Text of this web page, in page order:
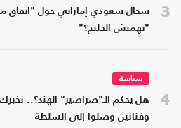
3
سجال سعودي إماراتي حول "اتفاق
"تهميش الخليج؟"
4
سياسة
هل يحكم الـ"صراصير" الهند؟..
وفنانين وصلوا إلى السلطة